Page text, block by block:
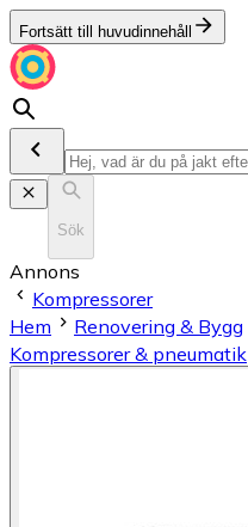
Fortsätt till huvudinnehåll
Sök
Annons
Kompressorer
Hem
Renovering & Bygg
Kompressorer & pneumatik